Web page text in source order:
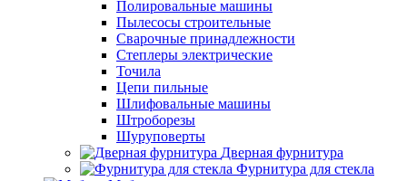
Полировальные машины
Пылесосы строительные
Сварочные принадлежности
Степлеры электрические
Точила
Цепи пильные
Шлифовальные машины
Штроборезы
Шуруповерты
Дверная фурнитура
Фурнитура для стекла